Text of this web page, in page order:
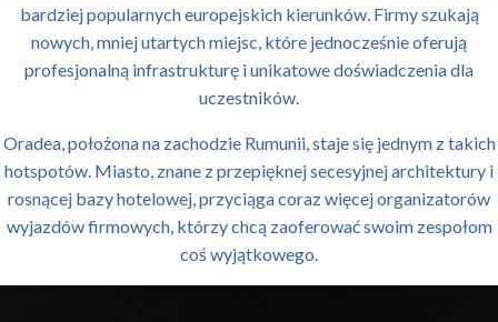
bardziej popularnych europejskich kierunków. Firmy szukają
nowych, mniej utartych miejsc, które jednocześnie oferują
profesjonalną infrastrukturę i unikatowe doświadczenia dla
uczestników.
Oradea, położona na zachodzie Rumunii, staje się jednym z takich
hotspotów. Miasto, znane z przepięknej secesyjnej architektury i
rosnącej bazy hotelowej, przyciąga coraz więcej organizatorów
wyjazdów firmowych, którzy chcą zaoferować swoim zespołom
coś wyjątkowego.